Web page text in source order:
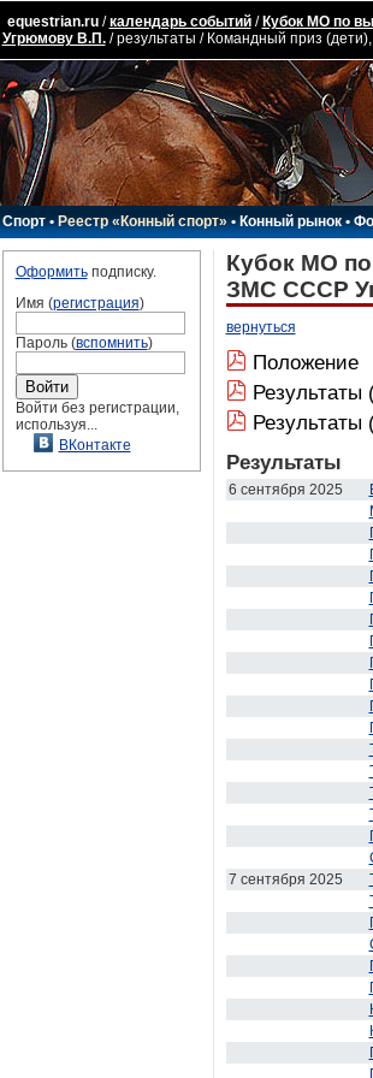
equestrian.ru/календарь событий/ Кубок МО по
Угрюмову В.П./ результаты / Командный приз
Спорт•Реестр «Конный спорт»•Конный рынок•
Оформитьподписку.
Имя (регистрация)
Пароль (вспомнить)
Войти без регистрации,
используя...
ВКонтакте
Кубок МО
ЗМС СССР
вернуться
Положение
Результаты
Результаты
6 сентября 2025
7 сентября 2025